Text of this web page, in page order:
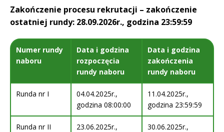
Zakończenie procesu rekrutacji – zakończenie
ostatniej rundy: 28.09.2026r., godzina 23:59:59
Numer rundy
naboru
Data i godzina
rozpoczęcia
rundy naboru
Data i godzina
zakończenia
rundy naboru
Runda nr I
04.04.2025r.,
godzina 08:00:00
11.04.2025r.,
godzina 23:59:59
Runda nr II
23.06.2025r.,
30.06.2025r.,